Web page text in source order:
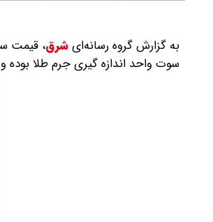
به گزارش گروه رسانه‌ایشرق،
سوت واحد اندازه گیری جرم طلا بوده و یک گرم =۱۰۰۰ میلی‌گرم = ۱۰۰۰ سوت است، لذا هر سوت